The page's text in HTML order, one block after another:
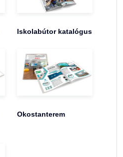
Iskolabútor katalógus
Okostanterem